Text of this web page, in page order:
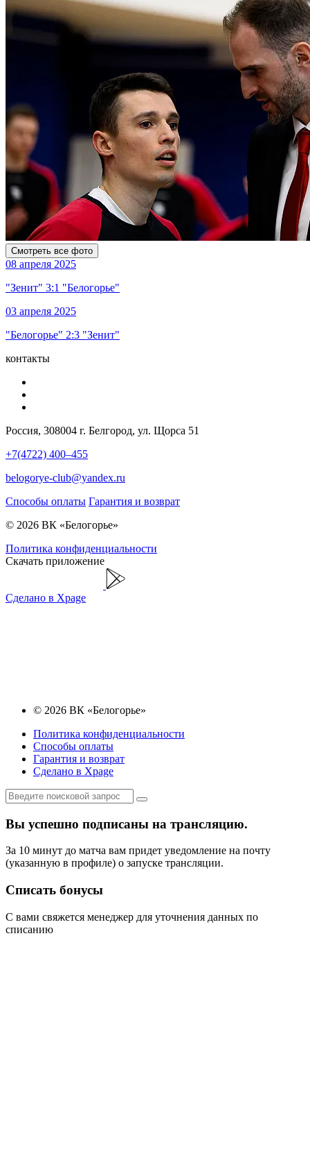
Смотреть все фото
08 апреля 2025
"Зенит" 3:1 "Белогорье"
03 апреля 2025
"Белогорье" 2:3 "Зенит"
контакты
Россия, 308004 г. Белгород, ул. Щорса 51
+7(4722) 400–455
belogorye-club@yandex.ru
Способы оплаты Гарантия и возврат
© 2026 ВК «Белогорье»
Политика конфиденциальности
Скачать приложение
Сделано в Xpage
© 2026 ВК «Белогорье»
Политика конфиденциальности
Способы оплаты
Гарантия и возврат
Сделано в Xpage
Вы успешно подписаны на трансляцию.
За 10 минут до матча вам придет уведомление на почту
(указанную в профиле) о запуске трансляции.
Списать бонусы
С вами свяжется менеджер для уточнения данных по
списанию